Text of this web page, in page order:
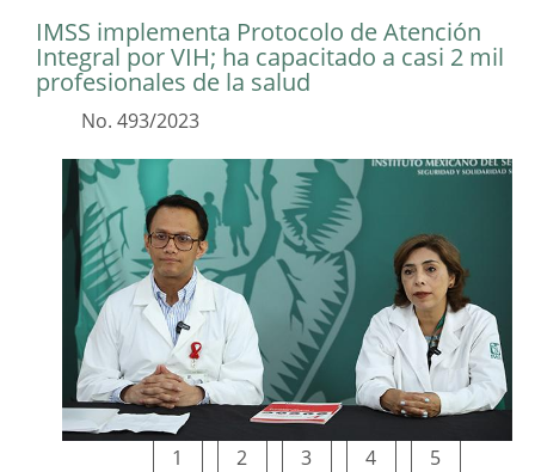
IMSS implementa Protocolo de Atención
Integral por VIH; ha capacitado a casi 2 mil
profesionales de la salud
No. 493/2023
1 2 3 4
5